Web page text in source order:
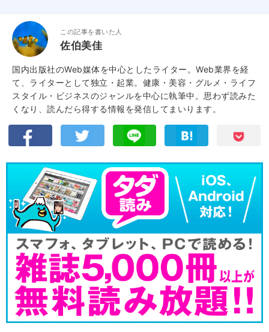
この記事を書いた人
佐伯美佳
国内出版社のWeb媒体を中心としたライター。Web業界を経
て、ライターとして独立・起業。健康・美容・グルメ・ライフ
スタイル・ビジネスのジャンルを中心に執筆中。思わず読みた
くなり、読んだら得する情報を発信してまいります。